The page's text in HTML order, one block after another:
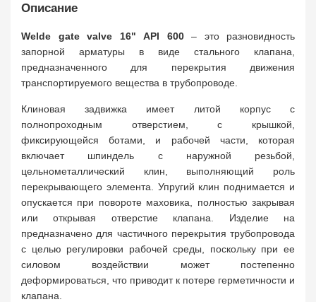
Описание
Welde gate valve 16" API 600– это разновидность
запорной арматуры в виде стального клапана,
предназначенного для перекрытия движения
транспортируемого вещества в трубопроводе.
Клиновая задвижка имеет литой корпус с
полнопроходным отверстием, с крышкой,
фиксирующейся ботами, и рабочей части, которая
включает шпиндель с наружной резьбой,
цельнометаллический клин, выполняющий роль
перекрывающего элемента. Упругий клин поднимается и
опускается при повороте маховика, полностью закрывая
или открывая отверстие клапана. Изделие на
предназначено для частичного перекрытия трубопровода
с целью регулировки рабочей среды, поскольку при ее
силовом воздействии может постепенно
деформироваться, что приводит к потере герметичности и
клапана.